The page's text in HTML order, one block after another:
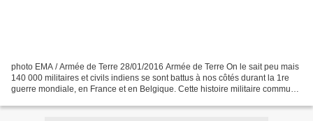
photo EMA / Armée de Terre 28/01/2016 Armée de Terre On le sait peu mais
140 000 militaires et civils indiens se sont battus à nos côtés durant la 1re
guerre mondiale, en France et en Belgique. Cette histoire militaire commune